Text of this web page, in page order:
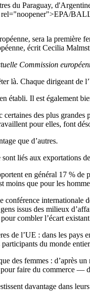
du Paraguay,
rel="noopener">EPA/
sera la
écrit Cecilia
Commission
là. Chaque dirigeant
établi. Il est également
des plus
pour elles, font
que d’autres.
liés aux exportations
en général 17 %
moins que pour les
internationale
issus des milieux
combler l’écart
de l’UE : dans les
du monde
des femmes : d’après
faire du commerce
davantage dans